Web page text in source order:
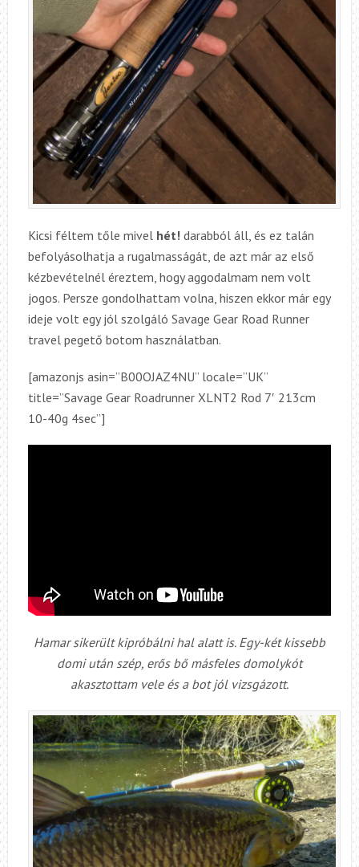
Kicsi féltem tőle mivel hét!darabból áll, és ez talán
befolyásolhatja a rugalmasságát, de azt már az első
kézbevételnél éreztem, hogy aggodalmam nem volt
jogos. Persze gondolhattam volna, hiszen ekkor már egy
ideje volt egy jól szolgáló Savage Gear Road Runner
travel pegető botom használatban.
[amazonjs asin=”B00OJAZ4NU” locale=”UK”
title=”Savage Gear Roadrunner XLNT2 Rod 7′ 213cm
10-40g 4sec”]
Hamar sikerült kipróbálni hal alatt is. Egy-két kissebb
domi után szép, erős bő másfeles domolykót
akasztottam vele és a bot jól vizsgázott.